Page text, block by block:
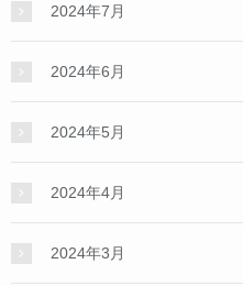
2024年7月
2024年6月
2024年5月
2024年4月
2024年3月